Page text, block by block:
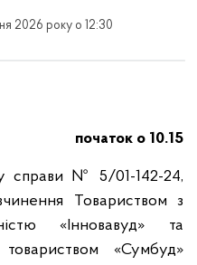
2026 року о 12:30
початок о 10.15
справи № 5/01-142-24,
Товариством з
«Інновавуд» та
«Сумбуд»